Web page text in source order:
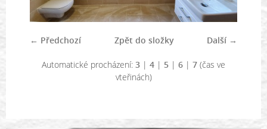
← Předchozí Další →
Zpět do složky
Automatické procházení: 3 | 4 | 5 | 6 | 7 (čas ve
vteřinách)